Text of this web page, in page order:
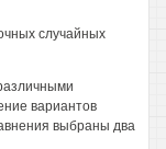
случайных
вариантов
выбраны два